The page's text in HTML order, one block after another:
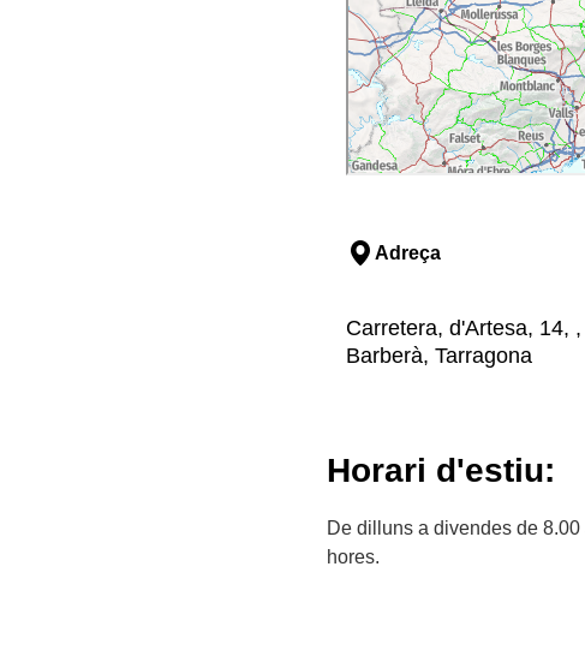
Adreça
Carretera, d'Artesa, 14,
Barberà, Tarragona
Horari d'estiu:
De dilluns a divendes de
hores.